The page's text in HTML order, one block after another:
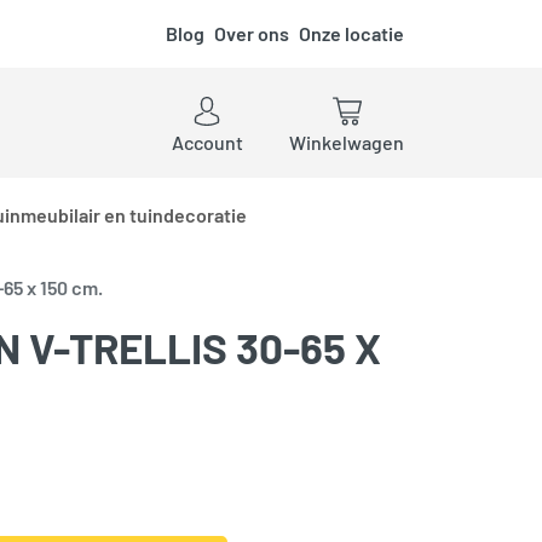
Blog Over ons Onze locatie
Account
Winkelwagen
en tuindecoratie
x 150 cm.
V-TRELLIS 30-65 X